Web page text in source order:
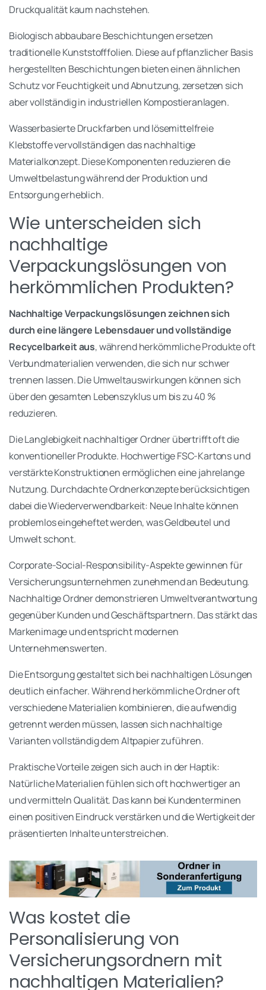
Druckqualität kaum nachstehen.
Biologisch abbaubare Beschichtungen ersetzen
traditionelle Kunststofffolien. Diese auf pflanzlicher Basis
hergestellten Beschichtungen bieten einen ähnlichen
Schutz vor Feuchtigkeit und Abnutzung, zersetzen sich
aber vollständig in industriellen Kompostieranlagen.
Wasserbasierte Druckfarben und lösemittelfreie
Klebstoffe vervollständigen das nachhaltige
Materialkonzept. Diese Komponenten reduzieren die
Umweltbelastung während der Produktion und
Entsorgung erheblich.
Wie unterscheiden sich
nachhaltige
Verpackungslösungen von
herkömmlichen Produkten?
Nachhaltige Verpackungslösungen zeichnen sich
durch eine längere Lebensdauer und vollständige
Recycelbarkeit aus, während herkömmliche Produkte oft
Verbundmaterialien verwenden, die sich nur schwer
trennen lassen. Die Umweltauswirkungen können sich
über den gesamten Lebenszyklus um bis zu 40 %
reduzieren.
Die Langlebigkeit nachhaltiger Ordner übertrifft oft die
konventioneller Produkte. Hochwertige FSC-Kartons und
verstärkte Konstruktionen ermöglichen eine jahrelange
Nutzung. Durchdachte Ordnerkonzepte berücksichtigen
dabei die Wiederverwendbarkeit: Neue Inhalte können
problemlos eingeheftet werden, was Geldbeutel und
Umwelt schont.
Corporate-Social-Responsibility-Aspekte gewinnen für
Versicherungsunternehmen zunehmend an Bedeutung.
Nachhaltige Ordner demonstrieren Umweltverantwortung
gegenüber Kunden und Geschäftspartnern. Das stärkt das
Markenimage und entspricht modernen
Unternehmenswerten.
Die Entsorgung gestaltet sich bei nachhaltigen Lösungen
deutlich einfacher. Während herkömmliche Ordner oft
verschiedene Materialien kombinieren, die aufwendig
getrennt werden müssen, lassen sich nachhaltige
Varianten vollständig dem Altpapier zuführen.
Praktische Vorteile zeigen sich auch in der Haptik:
Natürliche Materialien fühlen sich oft hochwertiger an
und vermitteln Qualität. Das kann bei Kundenterminen
einen positiven Eindruck verstärken und die Wertigkeit der
präsentierten Inhalte unterstreichen.
Was kostet die
Personalisierung von
Versicherungsordnern mit
nachhaltigen Materialien?